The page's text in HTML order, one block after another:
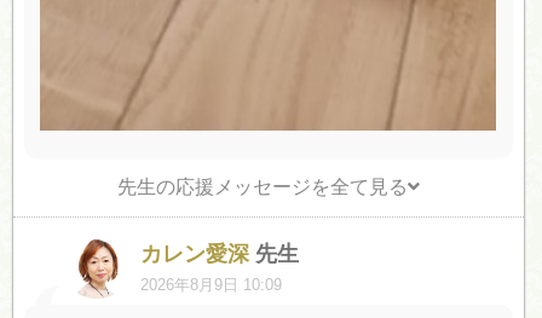
先生の応援メッセージを全て見る
カレン愛深 先生
2026年8月9日 10:09